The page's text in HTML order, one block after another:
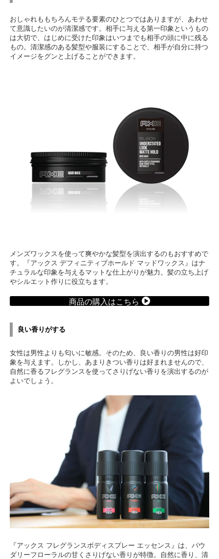
おしゃれももちろんモテる要素のひとつではありますが、あわせ
て意識したいのが清潔感です。相手に与える第一印象というもの
は大切で、はじめに受けた印象はいつまでも相手の頭に中に残る
もの。清潔感のある髪型や服装にすることで、相手が自分に持つ
イメージをグンと上げることができます。
メンズワックスを使って爽やかな髪型を演出するのもおすすめで
す。『アックス デフィニティブホールド マッドワックス』はナ
チュラルな印象を与えるマットな仕上がりが魅力。髪の立ち上げ
やシルエット作りに役立ちます。
商品の購入はこちら
良い香りがする
女性は男性よりも匂いに敏感。そのため、良い香りの男性は好印
象を与えます。しかし、あまりきつい香りは好まれませんので、
自然に香るフレグランスを使ってさりげない香りを演出するのが
よいでしょう。
『アックス フレグランスボディスプレー エッセンス』は、パウ
ダリーフローラルの甘くさりげない香りが特徴。自然に香り、清